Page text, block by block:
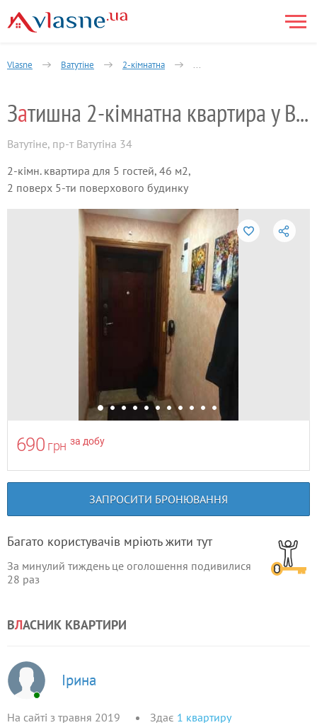
Vlasne Ватутіне 2-кімнатна Затишна 2-кімнатна квартира
За тишна 2-кімнатна квартира у Ватутіному
Ватутіне, пр-т Ватутіна 34
2-кімн. квартира для 5 гостей, 46 м2,
2 поверх 5-ти поверхового будинку
690 грн за добу
ЗАПРОСИТИ БРОНЮВАННЯ
Багато користувачів мріють жити тут
За минулий тиждень це оголошення подивилися
28 раз
ВЛАСНИК КВАРТИРИ
Ірина
На сайті з травня 2019 Здає 1 квартиру